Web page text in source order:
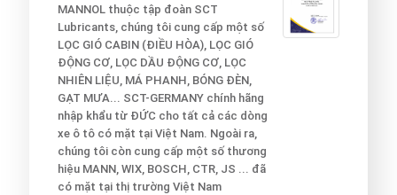
MANNOL thuộc tập đoàn SCT
Lubricants, chúng tôi cung cấp một số
LỌC GIÓ CABIN (ĐIỀU HÒA), LỌC GIÓ
ĐỘNG CƠ, LỌC DẦU ĐỘNG CƠ, LỌC
NHIÊN LIỆU, MÁ PHANH, BÓNG ĐÈN,
GẠT MƯA... SCT-GERMANY chính hãng
nhập khẩu từ ĐỨC cho tất cả các dòng
xe ô tô có mặt tại Việt Nam. Ngoài ra,
chúng tôi còn cung cấp một số thương
hiệu MANN, WIX, BOSCH, CTR, JS ... đã
có mặt tại thị trường Việt Nam